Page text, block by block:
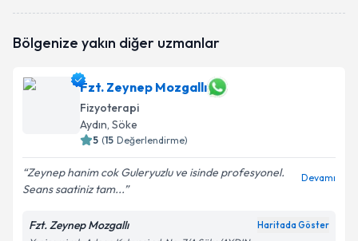
oluşturun. Size bu uzmandan randevu almanız için bir
Kişisel verilerimin işlenmesine ilişkin
Metni'ni okudum ve kişisel verilerimin belirtilen
kapsamda işlenmesini kabul ediyorum.
Takvim Talebini Gönder
Bölgenize yakın diğer uzmanlar
Fzt. Zeynep Mozgallı
Fizyoterapi
Aydın, Söke
5 (15 Değerlendirme)
Zeynep hanim cok Guleryuzlu ve isinde profesyonel.
Seans saatiniz tam...
Devamı
Fzt. Zeynep Mozgallı Haritada Göster